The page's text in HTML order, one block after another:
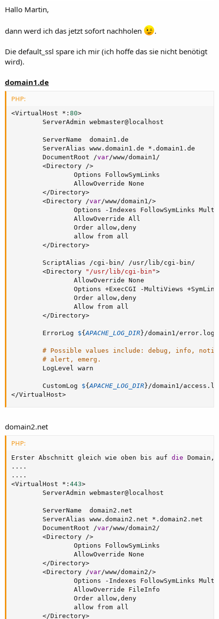
Hallo Martin,
dann werd ich das jetzt sofort nachholen .
Die default_ssl spare ich mir (ich hoffe das sie nicht benötigt
wird).
domain1.de
PHP:
<VirtualHost * : 80>
        ServerAdmin webmaster@localhost
        ServerName  domain1
. de
        ServerAlias www
. domain1 . de * . domain1 . de
        DocumentRoot
/var/www/domain1/
<Directory />
                Options FollowSymLinks
                AllowOverride None
</Directory>
<Directory /var/www/domain1/>
                Options
- Indexes FollowSymLinks
                AllowOverride All
                Order allow
, deny
                allow from all
</Directory>
        ScriptAlias
/cgi - bin/ /usr/ lib/cgi - bin/
<Directory "/usr/lib/cgi-bin">
                AllowOverride None
                Options
+ExecCGI -MultiViews +
                Order allow
, deny
                Allow from all
</Directory>
        ErrorLog
${APACHE_LOG_DIR }/domain1/error . log
# Possible values include: debug, info,
# alert, emerg.
        LogLevel warn
        CustomLog
${APACHE_LOG_DIR }/domain1/access .
</VirtualHost>
domain2.net
PHP:
Erster Abschnitt gleich wie oben bis auf die Domain ,
. . . .
. . . .
<VirtualHost * : 443>
        ServerAdmin webmaster@localhost
        ServerName  domain2
. net
        ServerAlias www
. domain2 . net * . domain2 . net
        DocumentRoot
/var/www/domain2/
<Directory />
                Options FollowSymLinks
                AllowOverride None
</Directory>
<Directory /var/www/domain2/>
                Options
- Indexes FollowSymLinks
                AllowOverride FileInfo
                Order allow
, deny
                allow from all
</Directory>